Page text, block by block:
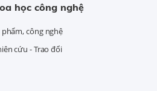
học công nghệ
phẩm, công nghệ
cứu - Trao đổi